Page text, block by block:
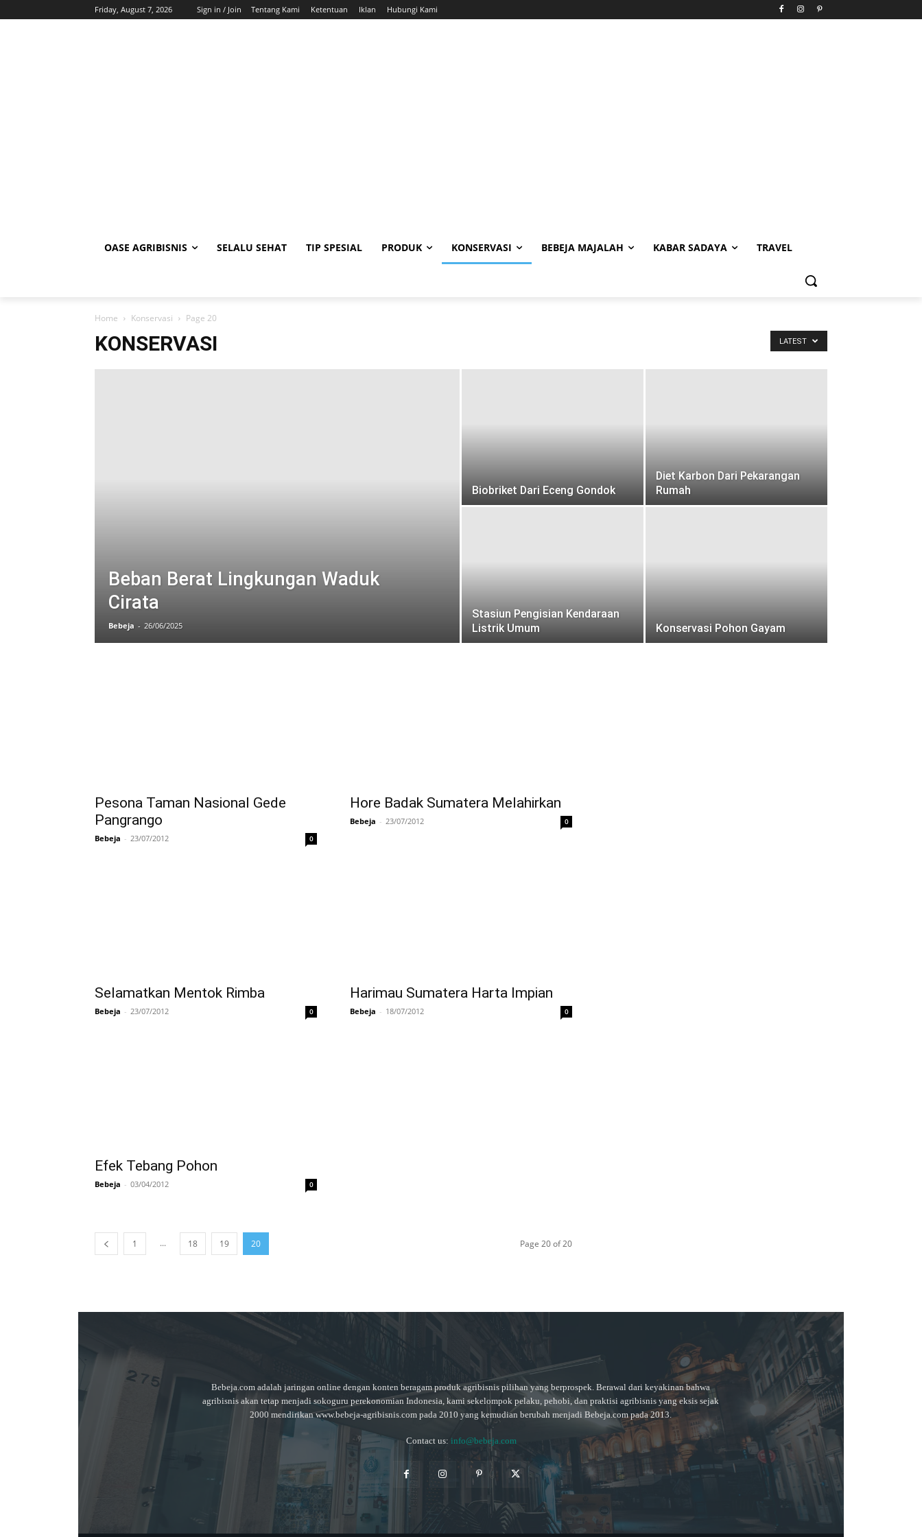
Friday, August 7, 2026 Sign in / Join Tentang Kami Ketentuan Iklan Hubungi Kami
OASE AGRIBISNIS SELALU SEHAT TIP SPESIAL PRODUK KONSERVASI BEBEJA MAJALAH KABAR SADAYA TRAVEL
Home Konservasi Page 20
KONSERVASI LATEST
Beban Berat Lingkungan Waduk
Cirata
Bebeja - 26/06/2025
Biobriket Dari Eceng Gondok
Diet Karbon Dari Pekarangan
Rumah
Stasiun Pengisian Kendaraan
Listrik Umum
Konservasi Pohon Gayam
Pesona Taman Nasional Gede
Pangrango
Bebeja - 23/07/2012 0
Hore Badak Sumatera Melahirkan
Bebeja - 23/07/2012 0
Selamatkan Mentok Rimba
Bebeja - 23/07/2012 0
Harimau Sumatera Harta Impian
Bebeja - 18/07/2012 0
Efek Tebang Pohon
Bebeja - 03/04/2012 0
1 ... 18 19 20 Page 20 of 20
Bebeja.com adalah jaringan online dengan konten beragam produk agribisnis pilihan yang berprospek. Berawal dari keyakinan bahwa
agribisnis akan tetap menjadi sokoguru perekonomian Indonesia, kami sekelompok pelaku, pehobi, dan praktisi agribisnis yang eksis sejak
2000 mendirikan www.bebeja-agribisnis.com pada 2010 yang kemudian berubah menjadi Bebeja.com pada 2013.
Contact us: info@bebeja.com